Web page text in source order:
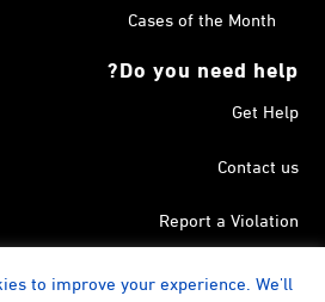
Cases of the Month
Do you need help?
Get Help
Contact us
Report a Violation
Search in the Terrorism List
to improve your experience. We'll